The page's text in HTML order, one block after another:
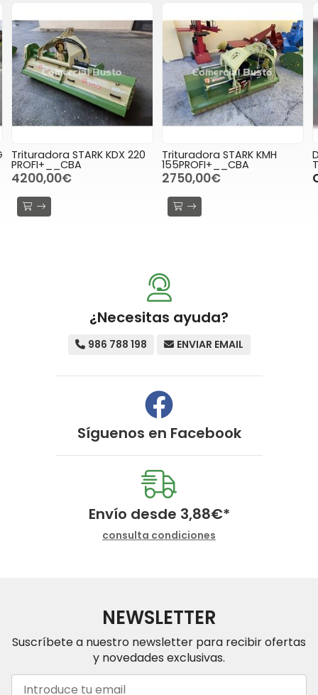
Trituradora STARK KDX 220
PROFI+__CBA
4200,00€
Trituradora STARK KMH
155PROFI+__CBA
2750,00€
¿Necesitas ayuda?
986 788 198 ENVIAR EMAIL
Síguenos en Facebook
Envío desde 3,88€*
consulta condiciones
NEWSLETTER
Suscríbete a nuestro newsletter para recibir ofertas
y novedades exclusivas.